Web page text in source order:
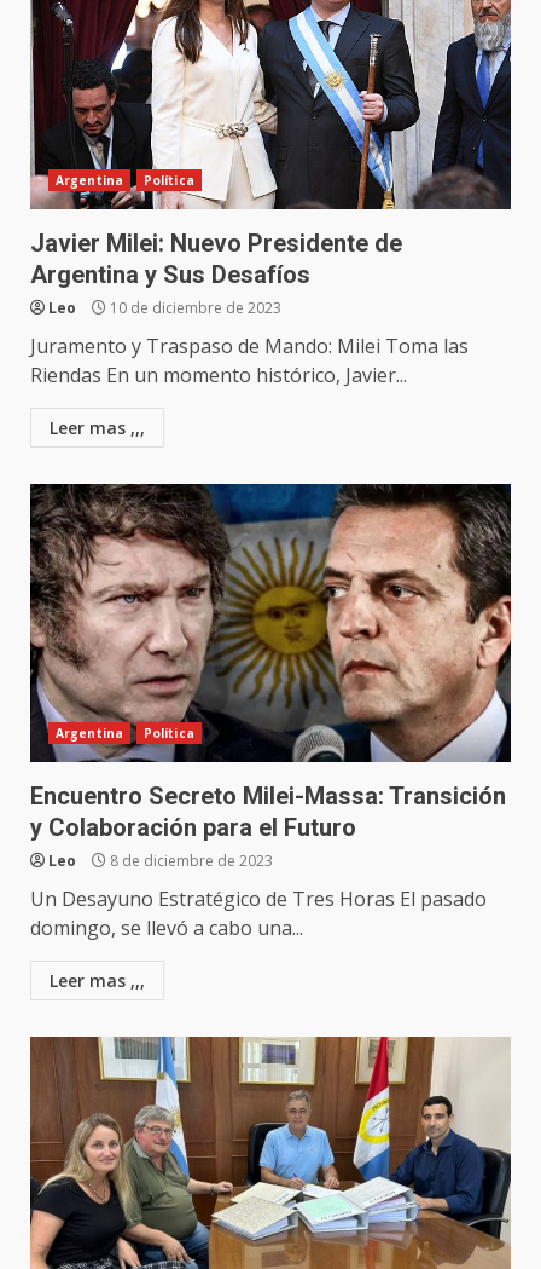
Argentina Política
Javier Milei: Nuevo Presidente de
Argentina y Sus Desafíos
Leo 10 de diciembre de 2023
Juramento y Traspaso de Mando: Milei Toma las
Riendas En un momento histórico, Javier...
Leer mas ,,,
Argentina Política
Encuentro Secreto Milei-Massa: Transición
y Colaboración para el Futuro
Leo 8 de diciembre de 2023
Un Desayuno Estratégico de Tres Horas El pasado
domingo, se llevó a cabo una...
Leer mas ,,,